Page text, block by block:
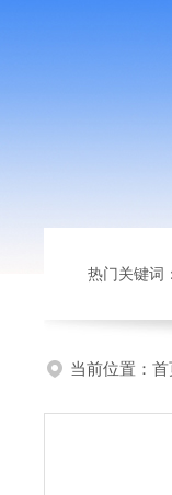
热门关键词：
当前位置： 首